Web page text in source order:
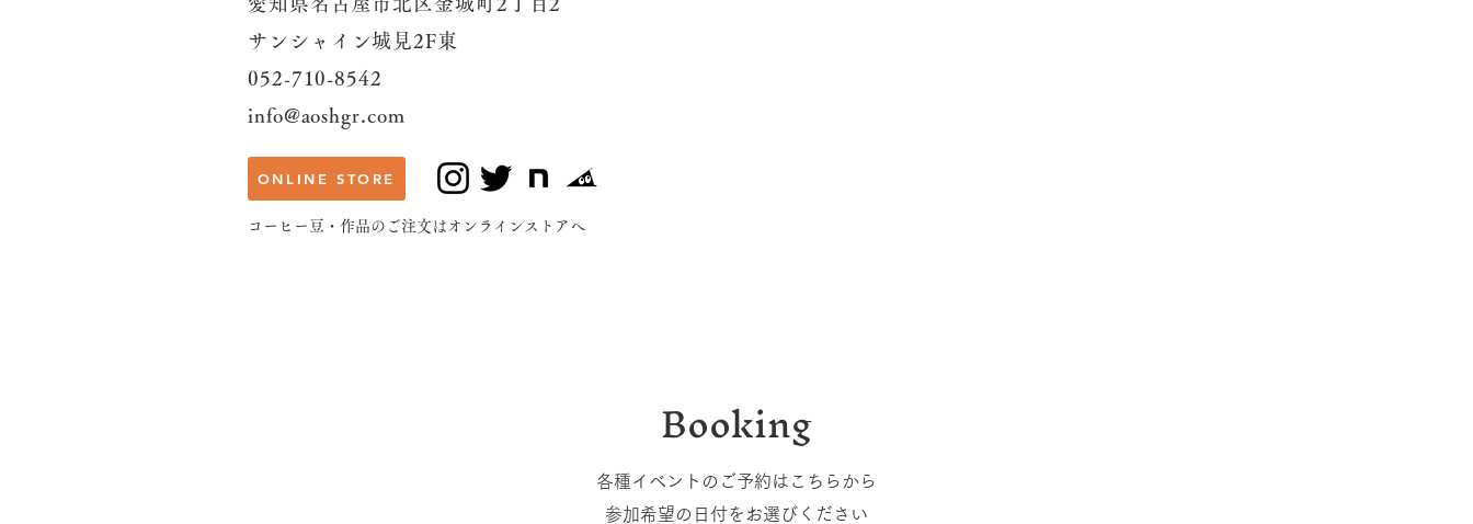
サンシャイン城見2F東
052-710-8542
info@aoshgr.com
ONLINE STORE
​コーヒー豆・作品のご注文はオンラインストアへ
Booking
各種イベントのご予約はこちらから
参加希望の日付をお選びください